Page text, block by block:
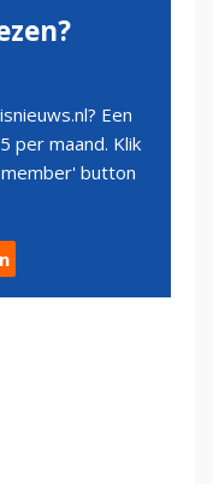
Een
per maand. Klik
button